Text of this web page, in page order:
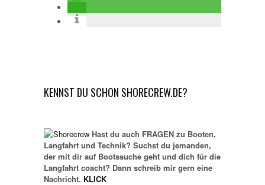
KENNST DU SCHON SHORECREW.DE?
Hast du auch FRAGEN zu Booten,
Langfahrt und Technik? Suchst du jemanden,
der mit dir auf Bootssuche geht und dich für die
Langfahrt coacht? Dann schreib mir gern eine
Nachricht. KLICK